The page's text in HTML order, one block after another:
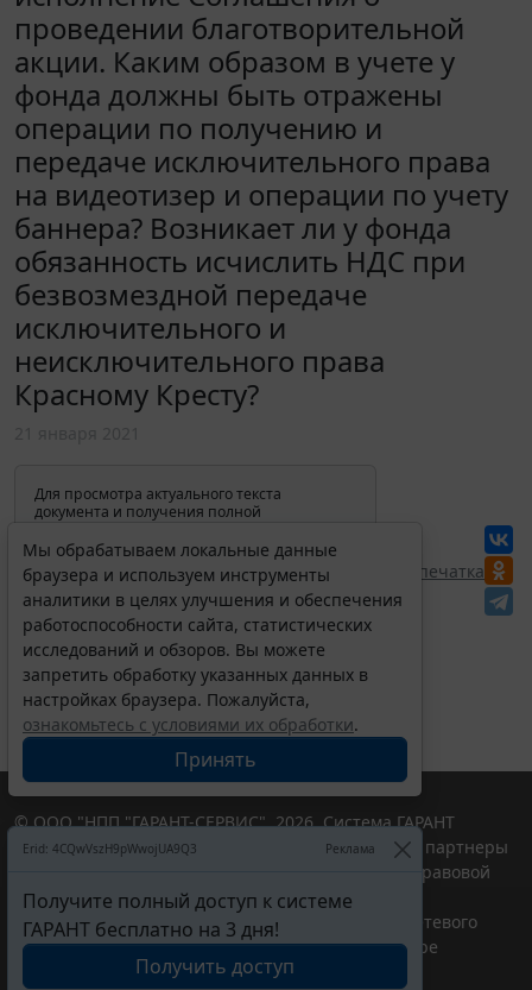
проведении благотворительной
акции. Каким образом в учете у
фонда должны быть отражены
операции по получению и
передаче исключительного права
на видеотизер и операции по учету
баннера? Возникает ли у фонда
обязанность исчислить НДС при
безвозмездной передаче
исключительного и
неисключительного права
Красному Кресту?
Для просмотра актуального текста
документа и получения полной
изменениях и порядке применения
документа, воспользуйтесь поиском в
Интернет-версии системы ГАРАНТ:
Перепечатка
Мы обрабатываем локальные данные
браузера и используем инструменты
аналитики в целях улучшения и обеспечения
работоспособности сайта, статистических
исследований и обзоров. Вы можете
запретить обработку указанных данных в
настройках браузера. Пожалуйста,
ознакомьтесь с условиями их обработки.
Принять
Erid: 4CQwVszH9pWwojUA9Q3 Реклама
Получите полный доступ к системе
ГАРАНТ бесплатно на 3 дня!
Получить доступ
© ООО "НПП "ГАРАНТ-СЕРВИС", 2026. Система ГАРАНТ
выпускается с 1990 года. Компания "Гарант" и ее партнеры
являются участниками Российской ассоциации правовой
информации ГАРАНТ.
Портал ГАРАНТ.РУ зарегистрирован в качестве сетевого
издания Федеральной службой по надзору в сфере
связи,информационных технологий и массовых